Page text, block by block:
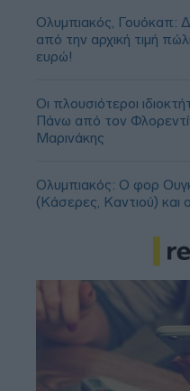
Ολυμπιακός, Γουόκαπ:
από την αρχική τιμή
ευρώ!
Οι πλουσιότεροι
Πάνω από τον
Μαρινάκης
Ολυμπιακός: Ο φορ
(Κάσερες, Καντιού) και ο